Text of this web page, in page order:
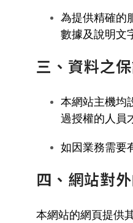
為提供精確的
數據及說明文
三、資料之
本網站主機均
過授權的人員
如因業務需要
四、網站對
本網站的網頁提供